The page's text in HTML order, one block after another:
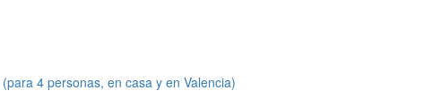
4 personas, en casa y en Valencia)